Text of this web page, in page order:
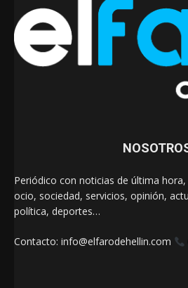
Periódico con noticias de última
ocio, sociedad, servicios, opinión,
política, deportes…
Contacto: info@elfarodehellin.com